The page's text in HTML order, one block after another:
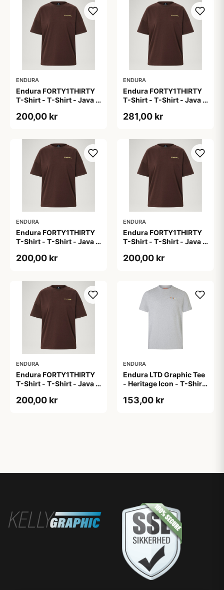
ENDURA
Endura FORTY1THIRTY
T-Shirt - T-Shirt - Java -
200,00 kr
ENDURA
Endura FORTY1THIRTY
T-Shirt - T-Shirt - Java -
281,00 kr
ENDURA
Endura FORTY1THIRTY
T-Shirt - T-Shirt - Java -
200,00 kr
ENDURA
Endura FORTY1THIRTY
T-Shirt - T-Shirt - Java -
200,00 kr
ENDURA
Endura FORTY1THIRTY
T-Shirt - T-Shirt - Java -
200,00 kr
ENDURA
Endura LTD Graphic Tee
- Heritage Icon - T-Shirt
153,00 kr